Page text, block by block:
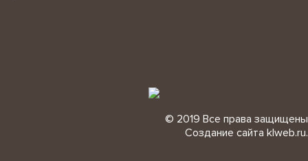
© 2019 Все права защищены
Создание сайта klweb.ru.